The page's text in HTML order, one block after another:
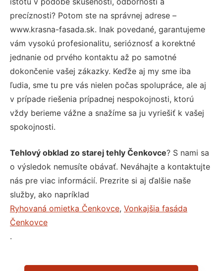
precíznosti? Potom ste na správnej adrese –
www.krasna-fasada.sk. Inak povedané, garantujeme
vám vysokú profesionalitu, serióznosť a korektné
jednanie od prvého kontaktu až po samotné
dokončenie vašej zákazky. Keďže aj my sme iba
ľudia, sme tu pre vás nielen počas spolupráce, ale aj
v prípade riešenia prípadnej nespokojnosti, ktorú
vždy berieme vážne a snažíme sa ju vyriešiť k vašej
spokojnosti.
Tehlový obklad zo starej tehly Čenkovce? S nami sa
o výsledok nemusíte obávať. Neváhajte a kontaktujte
nás pre viac informácií. Prezrite si aj ďalšie naše
služby, ako napríklad
Ryhovaná omietka Čenkovce, Vonkajšia fasáda
Čenkovce
.